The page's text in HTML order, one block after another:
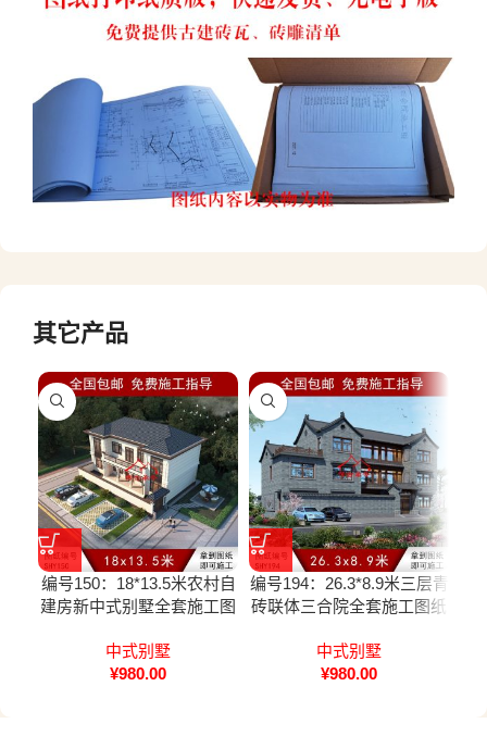
其它产品
编号150：18*13.5米农村自
建房新中式别墅全套施工图
中式别墅
¥980.00
编号194：26.3*8.9米三层青
砖联体三合院全套施工图纸
中式别墅
¥980.00